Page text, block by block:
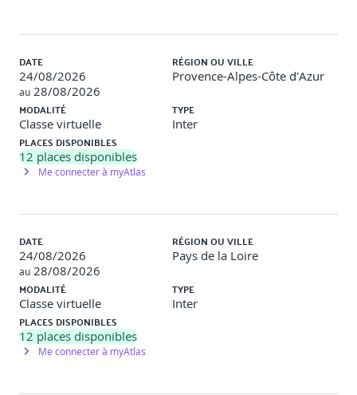
numérique
Initier une feuille de route sécurité réaliste
Atelier pratique
[Jour 2 – Matin]
Norme ISO 27001
Principes et objectifs de l’ISO 27001
Les domaines de contrôle (Annexe A)
Processus de certification et cycle PDCA
Conduire une gap analysis (analyse d’écart)
Rôles et responsabilités dans la mise en conformité
Comparatif ISO 27001 vs. NIST Cybersecurity Framework
DATE
24/08/2026
au 28/08/2026
RÉGION OU VILLE
Provence-Alpes-Côte d'Azur
MODALITÉ
Classe virtuelle
TYPE
Inter
PLACES DISPONIBLES
12 places disponibles
Me connecter à myAtlas
DATE
24/08/2026
au 28/08/2026
RÉGION OU VILLE
Pays de la Loire
MODALITÉ
Classe virtuelle
TYPE
Inter
PLACES DISPONIBLES
12 places disponibles
Me connecter à myAtlas